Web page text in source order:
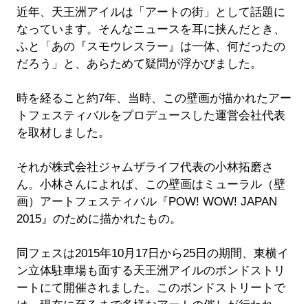
近年、天王洲アイルは「アートの街」として話題に
なっています。そんなニュースを耳に挟んだとき、
ふと「あの『スモウレスラー』は一体、何だったの
だろう」と、あらためて疑問が浮かびました。
時を経ること約7年、当時、この壁画が描かれたアー
トフェスティバルをプロデュースした運営会社代表
を取材しました。
それが株式会社ジャムザライフ代表の小林拓磨さ
ん。小林さんによれば、この壁画はミューラル（壁
画）アートフェスティバル『POW! WOW! JAPAN
2015』のために描かれたもの。
同フェスは2015年10月17日から25日の期間、東横イ
ン立体駐車場も面する天王洲アイルのボンドストリ
ートにて開催されました。このボンドストリートで